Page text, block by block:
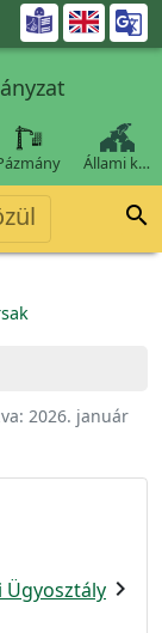

Állami k…

2026. január
Ügyosztály chevron_right